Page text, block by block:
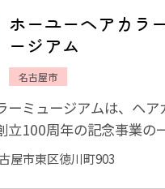
ホーユーヘアカラ
ージアム
名古屋市
ーミュージアムは、ヘア
立100周年の記念事業の
を染める文化・歴史と
屋市東区徳川町903